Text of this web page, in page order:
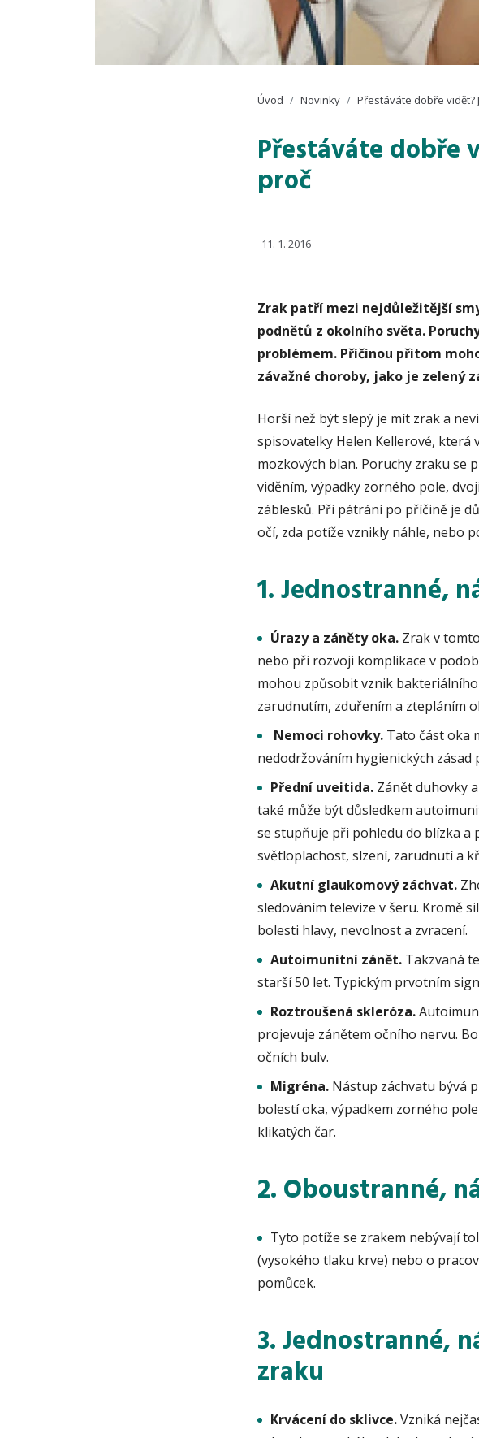
Úvod Novinky Přestáváte dobře vidět?
Přestáváte dobře
proč
11. 1. 2016
Zrak patří mezi nejdůležitější
podnětů z okolního světa.
problémem. Příčinou přitom
závažné choroby, jako je zelený
Horší než být slepý je mít zrak a
spisovatelky Helen Kellerové, která
mozkových blan. Poruchy zraku
viděním, výpadky zorného pole,
záblesků. Při pátrání po příčině je
očí, zda potíže vznikly náhle, nebo
1. Jednostranné,
Úrazy a záněty oka.Zrak v
nebo při rozvoji komplikace v
mohou způsobit vznik
zarudnutím, zduřením a ztepláním
Nemoci rohovky.Tato část oka
nedodržováním hygienických
Přední uveitida.Zánět duhovky
také může být důsledkem
se stupňuje při pohledu do blízka a
světloplachost, slzení, zarudnutí a
Akutní glaukomový záchvat.
sledováním televize v šeru. Kromě
bolesti hlavy, nevolnost a zvracení.
Autoimunitní zánět.Takzvaná
starší 50 let. Typickým prvotním
Roztroušená skleróza.
projevuje zánětem očního nervu.
očních bulv.
Migréna.Nástup záchvatu bývá
bolestí oka, výpadkem zorného
klikatých čar.
2. Oboustranné,
Tyto potíže se zrakem nebývají
(vysokého tlaku krve) nebo o
pomůcek.
3. Jednostranné,
zraku
Krvácení do sklivce.Vzniká